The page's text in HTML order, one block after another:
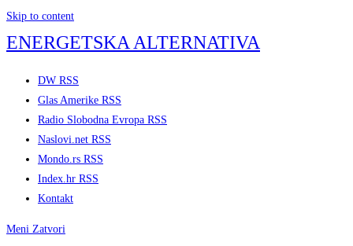
Skip to content
ENERGETSKA ALTERNATIVA
DW RSS
Glas Amerike RSS
Radio Slobodna Evropa RSS
Naslovi.net RSS
Mondo.rs RSS
Index.hr RSS
Kontakt
Meni Zatvori